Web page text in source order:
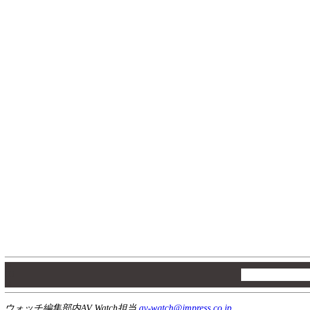
ウォッチ編集部内AV Watch担当 av-watch@impress.co.jp